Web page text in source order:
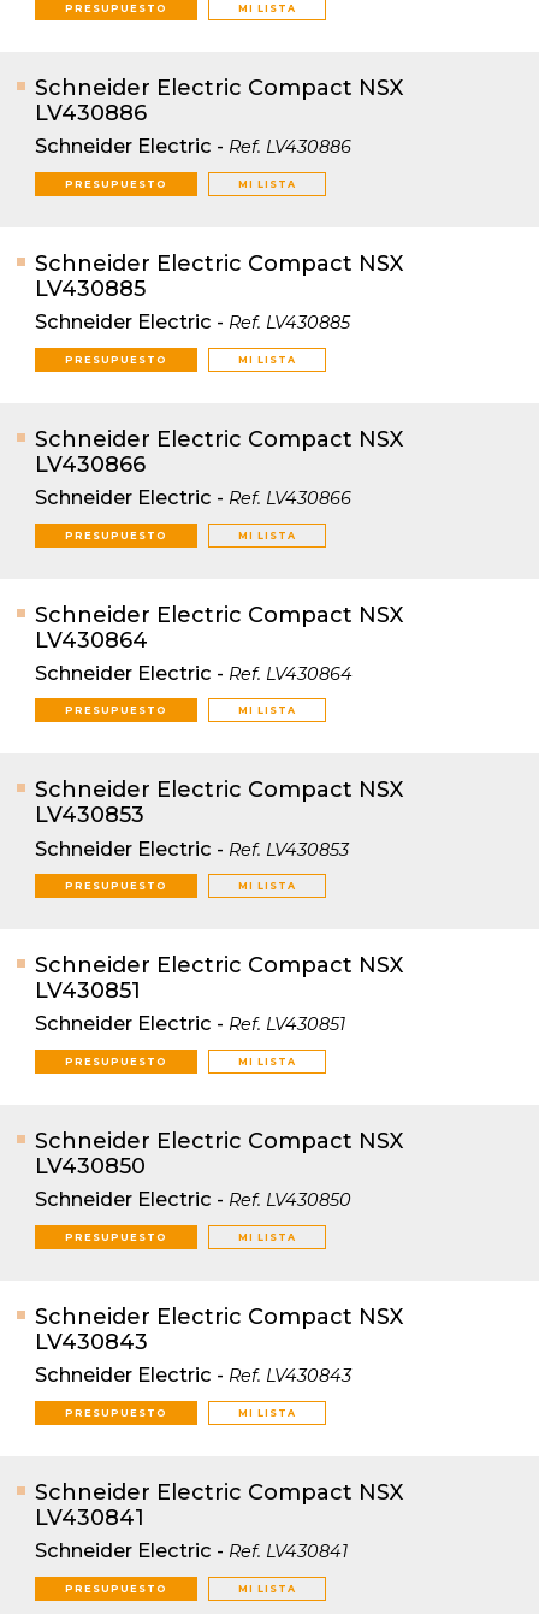
PRESUPUESTO MI LISTA
Schneider Electric Compact NSX
LV430886
Schneider Electric - Ref. LV430886
PRESUPUESTO MI LISTA
Schneider Electric Compact NSX
LV430885
Schneider Electric - Ref. LV430885
PRESUPUESTO MI LISTA
Schneider Electric Compact NSX
LV430866
Schneider Electric - Ref. LV430866
PRESUPUESTO MI LISTA
Schneider Electric Compact NSX
LV430864
Schneider Electric - Ref. LV430864
PRESUPUESTO MI LISTA
Schneider Electric Compact NSX
LV430853
Schneider Electric - Ref. LV430853
PRESUPUESTO MI LISTA
Schneider Electric Compact NSX
LV430851
Schneider Electric - Ref. LV430851
PRESUPUESTO MI LISTA
Schneider Electric Compact NSX
LV430850
Schneider Electric - Ref. LV430850
PRESUPUESTO MI LISTA
Schneider Electric Compact NSX
LV430843
Schneider Electric - Ref. LV430843
PRESUPUESTO MI LISTA
Schneider Electric Compact NSX
LV430841
Schneider Electric - Ref. LV430841
PRESUPUESTO MI LISTA